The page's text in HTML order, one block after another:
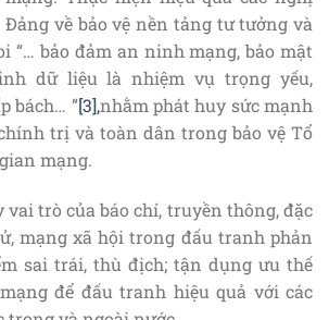
về bảo vệ nền tảng tư tưởng và
“… bảo đảm an ninh mạng, bảo mật
dữ liệu là nhiệm vụ trọng yếu,
bách… ”[3],nhằm phát huy sức mạnh
trị và toàn dân trong bảo vệ Tổ
mạng.
vai trò của báo chí, truyền thông, đặc
mạng xã hội trong đấu tranh phản
sai trái, thù địch; tận dụng ưu thế
để đấu tranh hiệu quả với các